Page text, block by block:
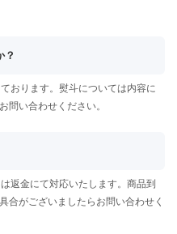
？
おります。熨斗については内容に
問い合わせください。
返金にて対応いたします。商品到
合がございましたらお問い合わせく